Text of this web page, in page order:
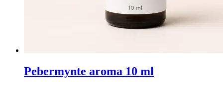
Pebermynte aroma 10 ml